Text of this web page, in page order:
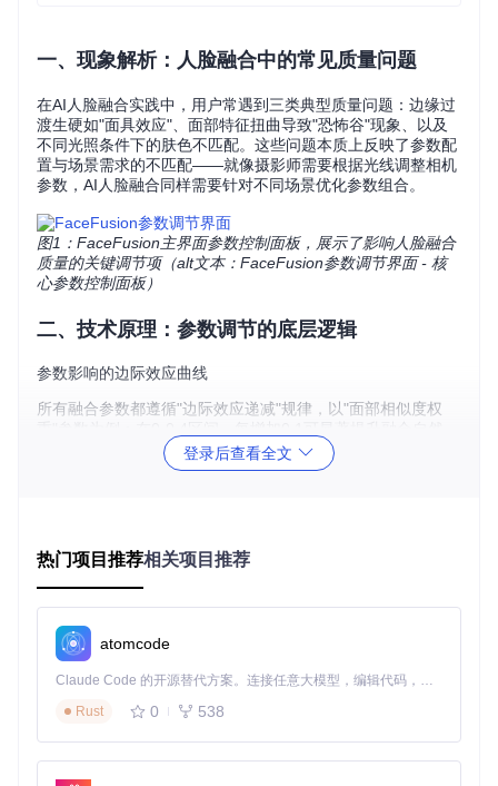
一、现象解析：人脸融合中的常见质量问题
在AI人脸融合实践中，用户常遇到三类典型质量问题：边缘过
渡生硬如"面具效应"、面部特征扭曲导致"恐怖谷"现象、以及
不同光照条件下的肤色不匹配。这些问题本质上反映了参数配
置与场景需求的不匹配——就像摄影师需要根据光线调整相机
参数，AI人脸融合同样需要针对不同场景优化参数组合。
图1：FaceFusion主界面参数控制面板，展示了影响人脸融合
质量的关键调节项（alt文本：FaceFusion参数调节界面 - 核
心参数控制面板）
二、技术原理：参数调节的底层逻辑
参数影响的边际效应曲线
所有融合参数都遵循"边际效应递减"规律，以"面部相似度权
度；0.4-0.7区间效果提升放缓；超过0.7后继续增加会导致面
部特征失真。理解这种S型曲线特性，是避免参数调节陷入"越
精度，决定面部关键点匹配度，直接影响融合边缘自然度
纹理迁移强度
的迁移比例，过高会保留源脸细节过多，过低则导致面部
模糊
光照适应系数
照与源人脸的匹配程度，解决"阴阳脸"问题的核心参数
登录后查看全文
热门项目推荐相关项目推荐
atomcode
Claude Code 的开源替代方案。连接任意大模型，编辑代码，运行命令，自动验证 — 全自动执行。用 Rust 构建，极致性能。 ｜ An open-source alternative to Claude Code. Connect any LLM, edit code, run commands, and verify changes — autonomously. Built in Rust for speed. Get Started
Rust
0 538